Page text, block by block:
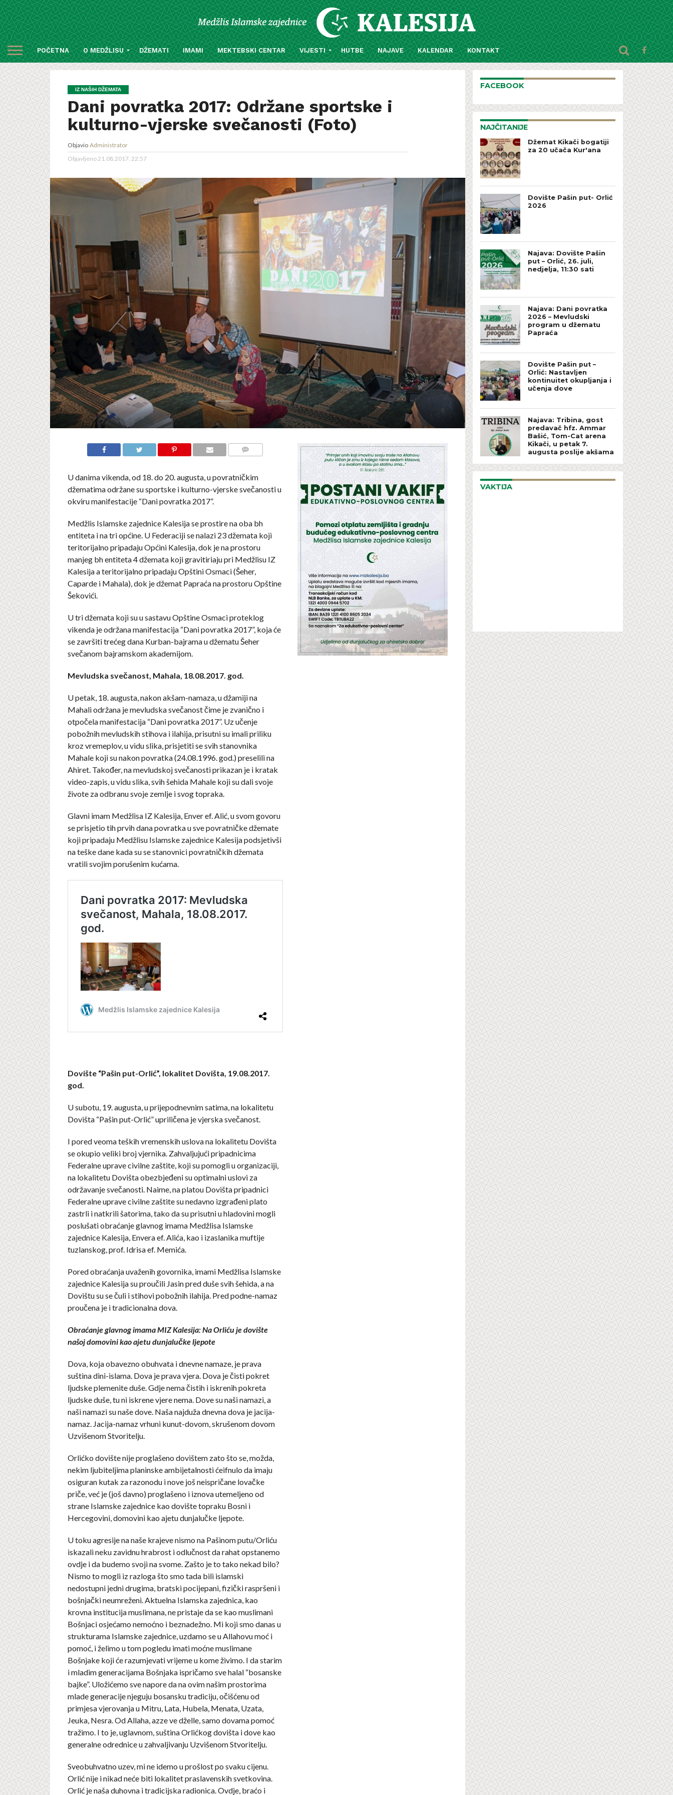
POČETNA O MEDŽLISU DŽEMATI IMAMI MEKTEBSKI CENTAR VIJESTI HUTBE NAJAVE KALENDAR KONTAKT
IZ NAŠIH DŽEMATA
Dani povratka 2017: Održane sportske i
kulturno-vjerske svečanosti (Foto)
Objavio Administrator
Objavljeno21.08.2017. 22:57
U danima vikenda, od 18. do 20. augusta, u povratničkim
džematima održane su sportske i kulturno-vjerske svečanosti u
okviru manifestacije “Dani povratka 2017”.
Medžlis Islamske zajednice Kalesija se prostire na oba bh
entiteta i na tri općine. U Federaciji se nalazi 23 džemata koji
teritorijalno pripadaju Općini Kalesija, dok je na prostoru
manjeg bh entiteta 4 džemata koji gravitiriaju pri Medžlisu IZ
Kalesija a teritorijalno pripadaju Opštini Osmaci (Šeher,
Caparde i Mahala), dok je džemat Papraća na prostoru Opštine
Šekovići.
U tri džemata koji su u sastavu Opštine Osmaci proteklog
vikenda je održana manifestacija “Dani povratka 2017”, koja će
se završiti trećeg dana Kurban-bajrama u džematu Šeher
svečanom bajramskom akademijom.
Mevludska svečanost, Mahala, 18.08.2017. god.
U petak, 18. augusta, nakon akšam-namaza, u džamiji na
Mahali održana je mevludska svečanost čime je zvanično i
otpočela manifestacija “Dani povratka 2017”. Uz učenje
pobožnih mevludskih stihova i ilahija, prisutni su imali priliku
kroz vremeplov, u vidu slika, prisjetiti se svih stanovnika
Mahale koji su nakon povratka (24.08.1996. god.) preselili na
Ahiret. Također, na mevludskoj svečanosti prikazan je i kratak
video-zapis, u vidu slika, svih šehida Mahale koji su dali svoje
živote za odbranu svoje zemlje i svog topraka.
Glavni imam Medžlisa IZ Kalesija, Enver ef. Alić, u svom govoru
se prisjetio tih prvih dana povratka u sve povratničke džemate
koji pripadaju Medžlisu Islamske zajednice Kalesija podsjetivši
na teške dane kada su se stanovnici povratničkih džemata
vratili svojim porušenim kućama.
Dovište “Pašin put-Orlić”, lokalitet Dovišta, 19.08.2017.
god.
U subotu, 19. augusta, u prijepodnevnim satima, na lokalitetu
Dovišta “Pašin put-Orlić” upriličena je vjerska svečanost.
I pored veoma teških vremenskih uslova na lokalitetu Dovišta
se okupio veliki broj vjernika. Zahvaljujući pripadnicima
Federalne uprave civilne zaštite, koji su pomogli u organizaciji,
na lokalitetu Dovišta obezbjeđeni su optimalni uslovi za
održavanje svečanosti. Naime, na platou Dovišta pripadnici
Federalne uprave civilne zaštite su nedavno izgrađeni plato
zastrli i natkrili šatorima, tako da su prisutni u hladovini mogli
poslušati obraćanje glavnog imama Medžlisa Islamske
zajednice Kalesija, Envera ef. Alića, kao i izaslanika muftije
tuzlanskog, prof. Idrisa ef. Memića.
Pored obraćanja uvaženih govornika, imami Medžlisa Islamske
zajednice Kalesija su proučili Jasin pred duše svih šehida, a na
Dovištu su se čuli i stihovi pobožnih ilahija. Pred podne-namaz
proučena je i tradicionalna dova.
Obraćanje glavnog imama MIZ Kalesija: Na Orliću je dovište
našoj domovini kao ajetu dunjalučke ljepote
Dova, koja obavezno obuhvata i dnevne namaze, je prava
suština dini-islama. Dova je prava vjera. Dova je čisti pokret
ljudske plemenite duše. Gdje nema čistih i iskrenih pokreta
ljudske duše, tu ni iskrene vjere nema. Dove su naši namazi, a
naši namazi su naše dove. Naša najduža dnevna dova je jacija-
namaz. Jacija-namaz vrhuni kunut-dovom, skrušenom dovom
Uzvišenom Stvoritelju.
Orlićko dovište nije proglašeno dovištem zato što se, možda,
nekim ljubiteljima planinske ambijetalnosti ćeifnulo da imaju
osiguran kutak za razonodu i nove još neispričane lovačke
priče, već je (još davno) proglašeno i iznova utemeljeno od
strane Islamske zajednice kao dovište topraku Bosni i
Hercegovini, domovini kao ajetu dunjalučke ljepote.
U toku agresije na naše krajeve nismo na Pašinom putu/Orliću
iskazali neku zavidnu hrabrost i odlučnost da rahat opstanemo
ovdje i da budemo svoji na svome. Zašto je to tako nekad bilo?
Nismo to mogli iz razloga što smo tada bili islamski
nedostupni jedni drugima, bratski pocijepani, fizički raspršeni i
bošnjački neumreženi. Aktuelna Islamska zajednica, kao
krovna institucija muslimana, ne pristaje da se kao muslimani
Bošnjaci osjećamo nemoćno i beznadežno. Mi koji smo danas u
strukturama Islamske zajednice, uzdamo se u Allahovu moć i
pomoć, i želimo u tom pogledu imati moćne muslimane
Bošnjake koji će razumjevati vrijeme u kome živimo. I da starim
i mladim generacijama Bošnjaka ispričamo sve halal “bosanske
bajke”. Uložićemo sve napore da na ovim našim prostorima
mlade generacije njeguju bosansku tradiciju, očišćenu od
primjesa vjerovanja u Mitru, Lata, Hubela, Menata, Uzata,
Jeuka, Nesra. Od Allaha, azze ve dželle, samo dovama pomoć
tražimo. I to je, uglavnom, suština Orlićkog dovišta i dove kao
generalne odrednice u zahvaljivanju Uzvišenom Stvoritelju.
Sveobuhvatno uzev, mi ne idemo u prošlost po svaku cijenu.
Orlić nije i nikad neće biti lokalitet praslavenskih svetkovina.
Orlić je naša duhovna i tradicijska radionica. Ovdje, braćo i
FACEBOOK
NAJČITANIJE
Džemat Kikači bogatiji
za 20 učača Kur'ana
Dovište Pašin put- Orlić
2026
Najava: Dovište Pašin
put – Orlić, 26. juli,
nedjelja, 11:30 sati
Najava: Dani povratka
2026 – Mevludski
program u džematu
Papraća
Dovište Pašin put –
Orlić: Nastavljen
kontinuitet okupljanja i
učenja dove
Najava: Tribina, gost
predavač hfz. Ammar
Bašić, Tom-Cat arena
Kikači, u petak 7.
augusta poslije akšama
VAKTIJA